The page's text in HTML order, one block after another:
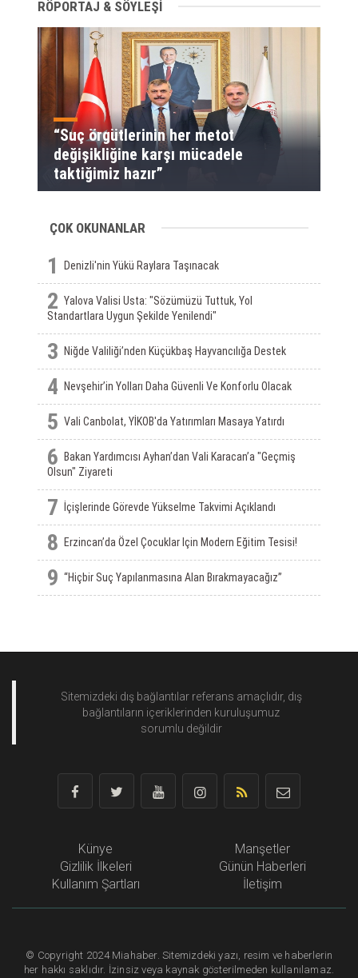
RÖPORTAJ & SÖYLEŞİ
“Suç örgütlerinin her metot
değişikliğine karşı mücadele
taktiğimiz hazır”
ÇOK OKUNANLAR
1 Denizli'nin Yükü Raylara Taşınacak
2 Yalova Valisi Usta: "Sözümüzü Tuttuk, Yol
Standartlara Uygun Şekilde Yenilendi"
3 Niğde Valiliği’nden Küçükbaş Hayvancılığa Destek
4 Nevşehir’in Yolları Daha Güvenli Ve Konforlu Olacak
5 Vali Canbolat, YİKOB'da Yatırımları Masaya Yatırdı
6
Bakan Yardımcısı Ayhan’dan Vali Karacan’a "Geçmiş
Olsun" Ziyareti
7 İçişlerinde Görevde Yükselme Takvimi Açıklandı
8 Erzincan’da Özel Çocuklar Için Modern Eğitim Tesisi!
9 “Hiçbir Suç Yapılanmasına Alan Bırakmayacağız”
Sitemizdeki dış bağlantılar referans amaçlıdır, dış
bağlantıların içeriklerinden kuruluşumuz
sorumlu değildir
Künye
Gizlilik İlkeleri
Kullanım Şartları
Manşetler
Günün Haberleri
İletişim
© Copyright 2024 Miahaber. Sitemizdeki yazı, resim ve haberlerin
her hakkı saklıdır. İzinsiz veya kaynak gösterilmeden kullanılamaz.